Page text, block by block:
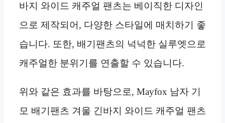
바지 와이드 캐주얼 팬츠는 베이직한 디자인
으로 제작되어, 다양한 스타일에 매치하기 좋
습니다. 또한, 배기팬츠의 넉넉한 실루엣으로
캐주얼한 분위기를 연출할 수 있습니다.
위와 같은 효과를 바탕으로, Mayfox 남자 기
모 배기팬츠 겨울 긴바지 와이드 캐주얼 팬츠